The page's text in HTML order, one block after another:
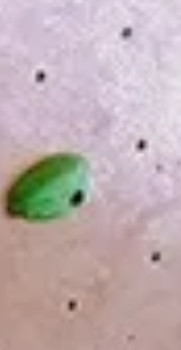
テーマ 『着
れ！！』
お申し込み
す
折り返し